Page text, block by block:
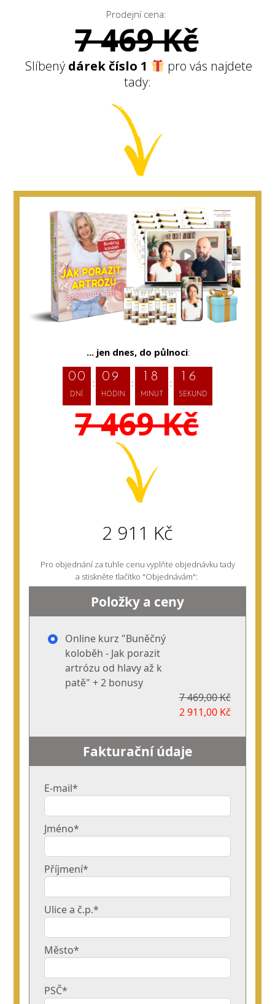
Prodejní cena:
7 469 Kč
Slíbený dárek číslo 1
pro vás najdete
tady:
... jen dnes, do půlnoci:
00
DNÍ
0 9
HODIN
8
MINUT
5
SEKUND
7 469 Kč
2 911 Kč
Pro objednání za tuhle cenu vyplňte objednávku tady
a stiskněte tlačítko "Objednávám":
Položky a ceny
Online kurz "Buněčný
koloběh - Jak porazit
artrózu od hlavy až k
patě" + 2 bonusy
7 469,00 Kč
2 911,00 Kč
Fakturační údaje
E-mail*
Jméno*
Příjmení*
Ulice a č.p.*
Město*
PSČ*